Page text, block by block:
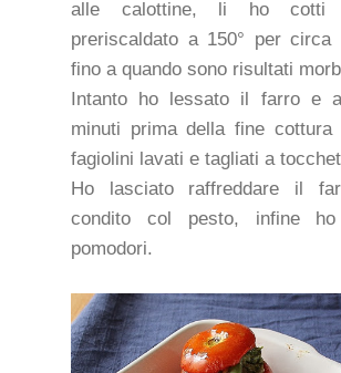
alle calottine, li ho cotti
preriscaldato a 150° per circa
fino a quando sono risultati
Intanto ho lessato il farro e
minuti prima della fine
fagiolini lavati e tagliati a
Ho lasciato raffreddare il
condito col pesto, infine
pomodori.